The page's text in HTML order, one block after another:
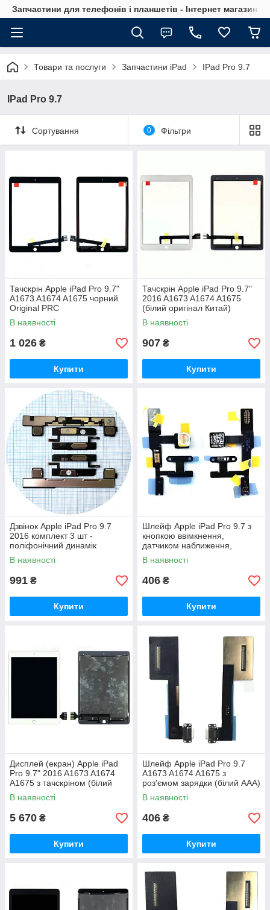
Запчастини для телефонів і планшетів - Інтернет магазин
Товари та послуги Запчастини iPad IPad Pro 9.7
IPad Pro 9.7
Сортування 0 Фільтри
Тачскрін Apple iPad Pro 9.7"
A1673 A1674 A1675 чорний
Original PRC
В наявності
1 026 ₴
Купити
Тачскрін Apple iPad Pro 9.7"
2016 A1673 A1674 A1675
(білий оригінал Китай)
В наявності
907 ₴
Купити
Дзвінок Apple iPad Pro 9.7
2016 комплект 3 шт -
поліфонічний динамік
В наявності
991 ₴
Купити
Шлейф Apple iPad Pro 9.7 з
кнопкою ввімкнення,
датчиком наближення,
спалахом та мікрофоном
(оригінал Китай)
В наявності
406 ₴
Купити
Дисплей (екран) Apple iPad
Pro 9.7" 2016 A1673 A1674
A1675 з тачскріном (білий
оригінал OEM)
В наявності
5 670 ₴
Купити
Шлейф Apple iPad Pro 9.7
A1673 A1674 A1675 з
роз'ємом зарядки (білий AAA)
В наявності
406 ₴
Купити